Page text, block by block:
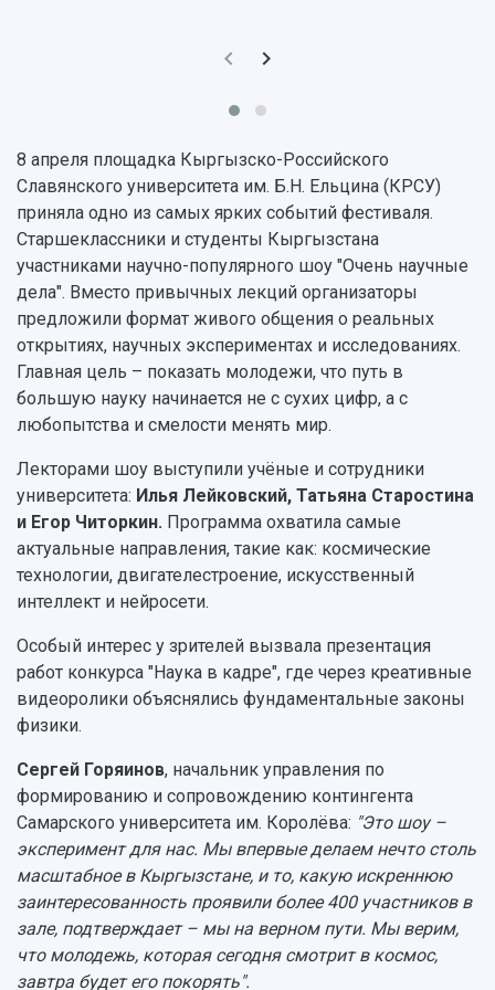
Устойчивое развитие
Музеи
Учебный аэродром
Центр истории авиационных двигателей
Ботанический сад
Умный дом бабочек
Международный межвузовский кампус
Сведения об образовательной организации
Официальные документы
Журналы Самарского университета
Отчеты о проведенных конференциях
8 апреля площадка Кыргызско-Российского
Славянского университета им. Б.Н. Ельцина (КРСУ)
приняла одно из самых ярких событий фестиваля.
Старшеклассники и студенты Кыргызстана
участниками научно-популярного шоу "Очень научные
дела". Вместо привычных лекций организаторы
предложили формат живого общения о реальных
открытиях, научных экспериментах и исследованиях.
Главная цель – показать молодежи, что путь в
большую науку начинается не с сухих цифр, а с
любопытства и смелости менять мир.
Лекторами шоу выступили учёные и сотрудники
университета: Илья Лейковский, Татьяна Старостина
и Егор Читоркин. Программа охватила самые
актуальные направления, такие как: космические
технологии, двигателестроение, искусственный
интеллект и нейросети.
Особый интерес у зрителей вызвала презентация
работ конкурса "Наука в кадре", где через креативные
видеоролики объяснялись фундаментальные законы
физики.
Сергей Горяинов, начальник управления по
формированию и сопровождению контингента
Самарского университета им. Королёва: "Это шоу –
эксперимент для нас. Мы впервые делаем нечто столь
масштабное в Кыргызстане, и то, какую искреннюю
заинтересованность проявили более 400 участников в
зале, подтверждает – мы на верном пути. Мы верим,
что молодежь, которая сегодня смотрит в космос,
завтра будет его покорять".